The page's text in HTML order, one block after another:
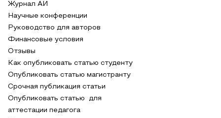
Журнал АИ
Научные конференции
Руководство для авторов
Финансовые условия
Отзывы
Как опубликовать статью студенту
Опубликовать статью магистранту
Срочная публикация статьи
Опубликовать статью для
аттестации педагога